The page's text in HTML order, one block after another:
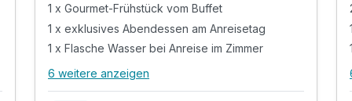
1 x Gourmet-Frühstück vom Buffet
1 x exklusives Abendessen am Anreisetag
1 x Flasche Wasser bei Anreise im Zimmer
Alle Inklusivleistungen
6 weitere anzeigen